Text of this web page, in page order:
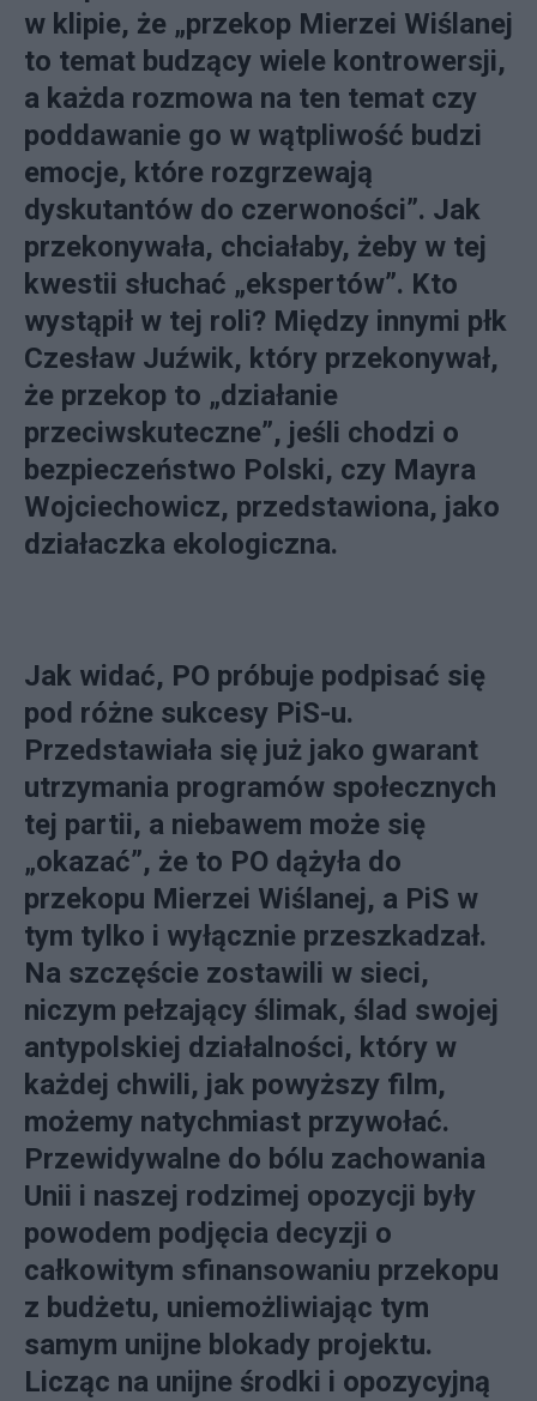
w klipie, że „przekop Mierzei Wiślanej
to temat budzący wiele kontrowersji,
a każda rozmowa na ten temat czy
poddawanie go w wątpliwość budzi
emocje, które rozgrzewają
dyskutantów do czerwoności”. Jak
przekonywała, chciałaby, żeby w tej
kwestii słuchać „ekspertów”. Kto
wystąpił w tej roli? Między innymi płk
Czesław Juźwik, który przekonywał,
że przekop to „działanie
przeciwskuteczne”, jeśli chodzi o
bezpieczeństwo Polski, czy Mayra
Wojciechowicz, przedstawiona, jako
działaczka ekologiczna.
Jak widać, PO próbuje podpisać się
pod różne sukcesy PiS-u.
Przedstawiała się już jako gwarant
utrzymania programów społecznych
tej partii, a niebawem może się
„okazać”, że to PO dążyła do
przekopu Mierzei Wiślanej, a PiS w
tym tylko i wyłącznie przeszkadzał.
Na szczęście zostawili w sieci,
niczym pełzający ślimak, ślad swojej
antypolskiej działalności, który w
każdej chwili, jak powyższy film,
możemy natychmiast przywołać.
Przewidywalne do bólu zachowania
Unii i naszej rodzimej opozycji były
powodem podjęcia decyzji o
całkowitym sfinansowaniu przekopu
z budżetu, uniemożliwiając tym
samym unijne blokady projektu.
Licząc na unijne środki i opozycyjną